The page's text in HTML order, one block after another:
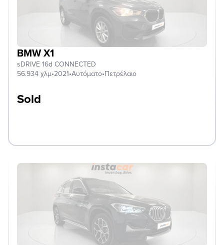
BMW X1
sDRIVE 16d CONNECTED
56.934 χλμ•2021•Αυτόματο•Πετρέλαιο
Sold